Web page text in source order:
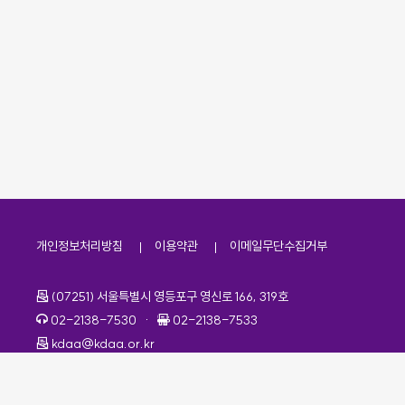
개인정보처리방침 이용약관 이메일무단수집거부
주소
(07251) 서울특별시 영등포구 영신로 166, 319호
전화번호
02-2138-7530 · 팩스번호
02-2138-7533
이메일
kdaa@kdaa.or.kr